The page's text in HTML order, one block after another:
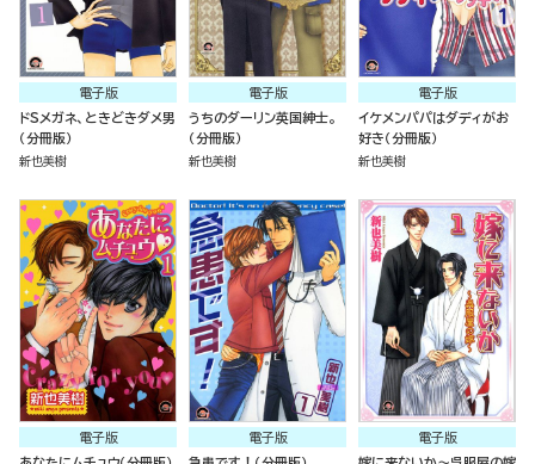
電子版
ドSメガネ、ときどきダメ男
（分冊版）
新也美樹
電子版
うちのダーリン英国紳士。
（分冊版）
新也美樹
電子版
イケメンパパはダディがお
好き（分冊版）
新也美樹
電子版
電子版
電子版